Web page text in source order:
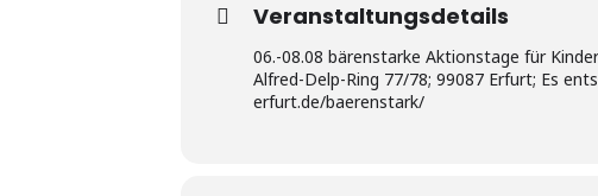
Veranstaltungsdetails
06.-08.08 bärenstarke Aktionstage für
Alfred-Delp-Ring 77/78; 99087 Erfurt; Es
erfurt.de/baerenstark/